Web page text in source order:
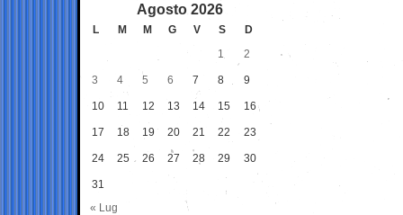
Agosto 2026
L M M G V S
D
1
2
3 4 5 6 7 8 9
10 11 12 13 14 15 16
17 18 19 20 21 22 23
24 25 26 27 28 29 30
31
« Lug